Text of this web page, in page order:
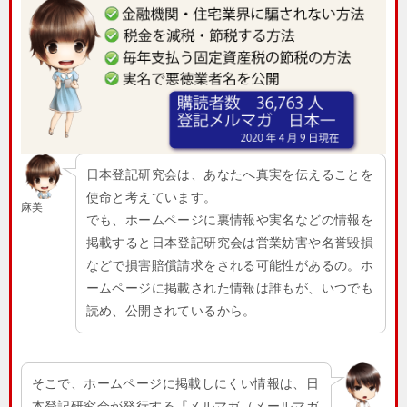
麻美
日本登記研究会は、あなたへ真実を伝えることを
使命と考えています。
でも、ホームページに裏情報や実名などの情報を
掲載すると日本登記研究会は営業妨害や名誉毀損
などで損害賠償請求をされる可能性があるの。ホ
ームページに掲載された情報は誰もが、いつでも
読め、公開されているから。
そこで、ホームページに掲載しにくい情報は、日